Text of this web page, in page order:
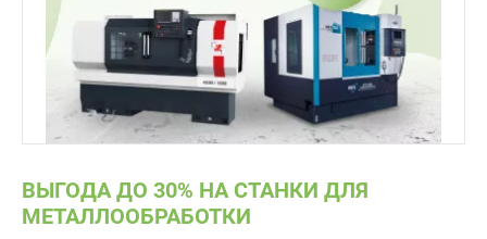
ВЫГОДА ДО 30% НА СТАНКИ ДЛЯ
МЕТАЛЛООБРАБОТКИ